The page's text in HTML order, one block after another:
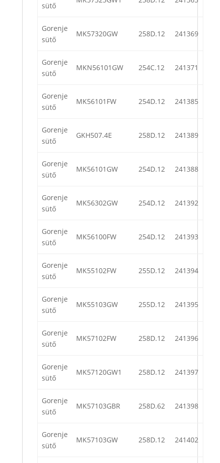
sütő
Gorenje
sütő
MK57320GW 258D.12 241369
Gorenje
sütő
MKN56101GW 254C.12 241371
Gorenje
sütő
MK56101FW 254D.12 241385
Gorenje
sütő
GKH507.4E 258D.12 241389
Gorenje
sütő
MK56101GW 254D.12 241388
Gorenje
sütő
MK56302GW 254D.12 241392
Gorenje
sütő
MK56100FW 254D.12 241393
Gorenje
sütő
MK55102FW 255D.12 241394
Gorenje
sütő
MK55103GW 255D.12 241395
Gorenje
sütő
MK57102FW 258D.12 241396
Gorenje
sütő
MK57120GW1 258D.12 241397
Gorenje
sütő
MK57103GBR 258D.62 241398
Gorenje
sütő
MK57103GW 258D.12 241402